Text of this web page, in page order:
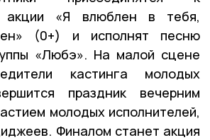
акции «Я влюблен в тебя,
(0+) и исполнят песню
«Любэ». На малой сцене
кастинга молодых
праздник вечерним
молодых исполнителей,
Финалом станет акция